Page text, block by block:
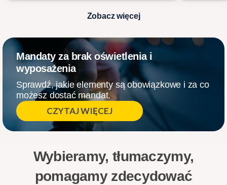
Zobacz więcej
Mandaty za brak oświetlenia i
wyposażenia
Sprawdź, jakie elementy są obowiązkowe i za co
możesz dostać mandat.
CZYTAJ WIĘCEJ
Wybieramy, tłumaczymy,
pomagamy zdecydować